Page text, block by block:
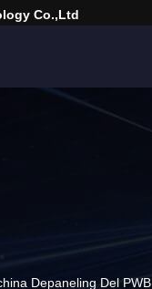
Co.,Ltd
Depaneling Del PWB